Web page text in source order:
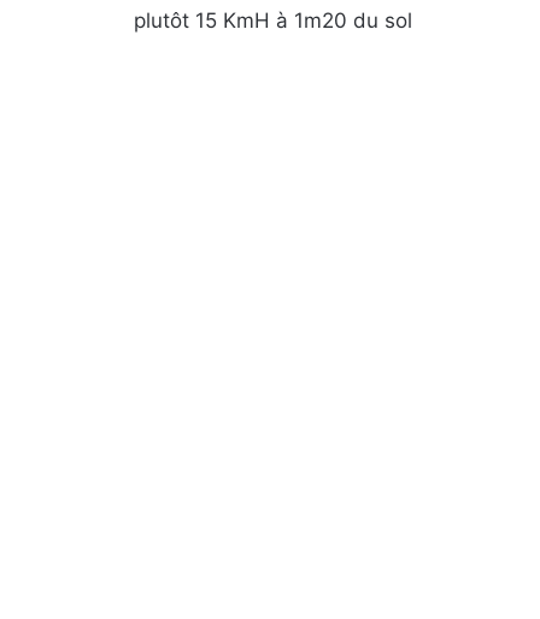
plutôt 15 KmH à 1m20 du sol